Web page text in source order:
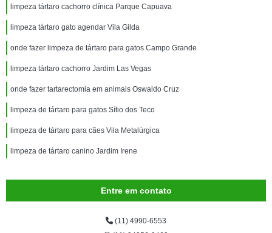
limpeza tártaro cachorro clínica Parque Capuava
limpeza tártaro gato agendar Vila Gilda
onde fazer limpeza de tártaro para gatos Campo Grande
limpeza tártaro cachorro Jardim Las Vegas
onde fazer tartarectomia em animais Oswaldo Cruz
limpeza de tártaro para gatos Sítio dos Teco
limpeza de tártaro para cães Vila Metalúrgica
limpeza de tártaro canino Jardim Irene
Entre em contato
(11) 4990-6553